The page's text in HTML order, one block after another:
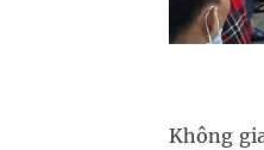
Không